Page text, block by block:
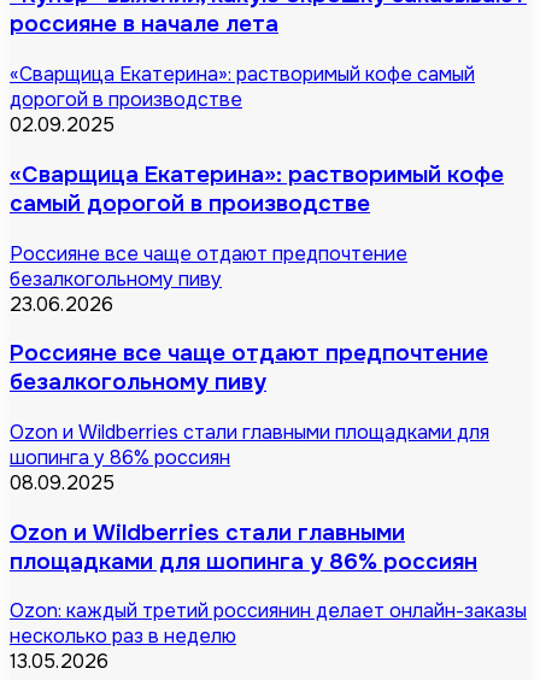
россияне в начале лета
«Сварщица Екатерина»: растворимый кофе самый
дорогой в производстве
02.09.2025
«Сварщица Екатерина»: растворимый кофе
самый дорогой в производстве
Россияне все чаще отдают предпочтение
безалкогольному пиву
23.06.2026
Россияне все чаще отдают предпочтение
безалкогольному пиву
Ozon и Wildberries стали главными площадками для
шопинга у 86% россиян
08.09.2025
Ozon и Wildberries стали главными
площадками для шопинга у 86% россиян
Ozon: каждый третий россиянин делает онлайн-заказы
несколько раз в неделю
13.05.2026